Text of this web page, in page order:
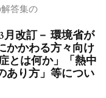
答集の
月改訂－ 環境省が
かかわる方々向け
とは何か」「熱中
あり方」等につい